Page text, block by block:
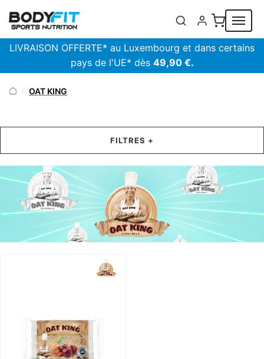
LIVRAISON OFFERTE* au Luxembourg et dans certains
pays de l'UE* dès 49,90 €.
/ OAT KING
FILTRES +